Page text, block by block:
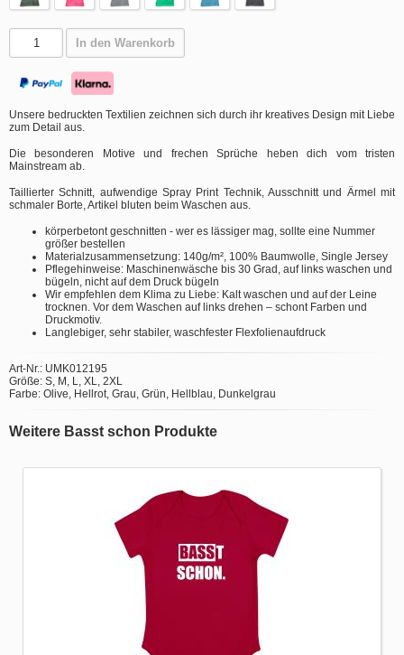
In den Warenkorb
Unsere bedruckten Textilien zeichnen sich durch ihr kreatives Design mit Liebe
zum Detail aus.
Die besonderen Motive und frechen Sprüche heben dich vom tristen
Mainstream ab.
Taillierter Schnitt, aufwendige Spray Print Technik, Ausschnitt und Ärmel mit
schmaler Borte, Artikel bluten beim Waschen aus.
körperbetont geschnitten - wer es lässiger mag, sollte eine Nummer
größer bestellen
Materialzusammensetzung: 140g/m², 100% Baumwolle, Single Jersey
Pflegehinweise: Maschinenwäsche bis 30 Grad, auf links waschen und
bügeln, nicht auf dem Druck bügeln
Wir empfehlen dem Klima zu Liebe: Kalt waschen und auf der Leine
trocknen. Vor dem Waschen auf links drehen – schont Farben und
Druckmotiv.
Langlebiger, sehr stabiler, waschfester Flexfolienaufdruck
Art-Nr.: UMK012195
Größe: S, M, L, XL, 2XL
Farbe: Olive, Hellrot, Grau, Grün, Hellblau, Dunkelgrau
Weitere Basst schon Produkte